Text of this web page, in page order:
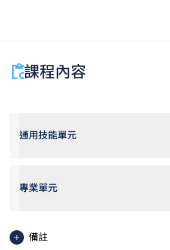
課程內容
通用技能單元
專業單元
備註